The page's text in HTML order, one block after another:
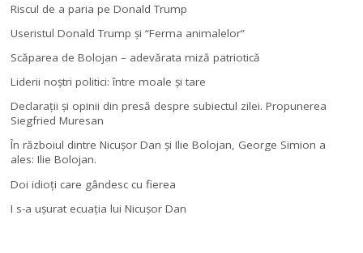
Riscul de a paria pe Donald Trump
Useristul Donald Trump şi “Ferma animalelor”
Scăparea de Bolojan – adevărata miză patriotică
Liderii noştri politici: între moale şi tare
Declaraţii şi opinii din presă despre subiectul zilei. Propunerea
Siegfried Muresan
În războiul dintre Nicuşor Dan şi Ilie Bolojan, George Simion a
ales: Ilie Bolojan.
Doi idioţi care gândesc cu fierea
I s-a uşurat ecuaţia lui Nicuşor Dan